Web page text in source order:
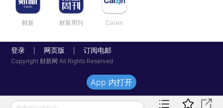
财新 财新周刊 Caixin
登录 网页版 订阅电邮
Copyright 财新网 All Rights Reserved
App 内打开